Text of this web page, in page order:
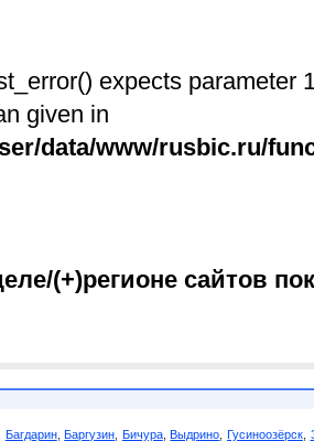
expects parameter
given in
data/www/rusbic.ru/
(+)регионе сайтов
Багдарин,Баргузин Бичура,Выдрино Гусиноозёрск,